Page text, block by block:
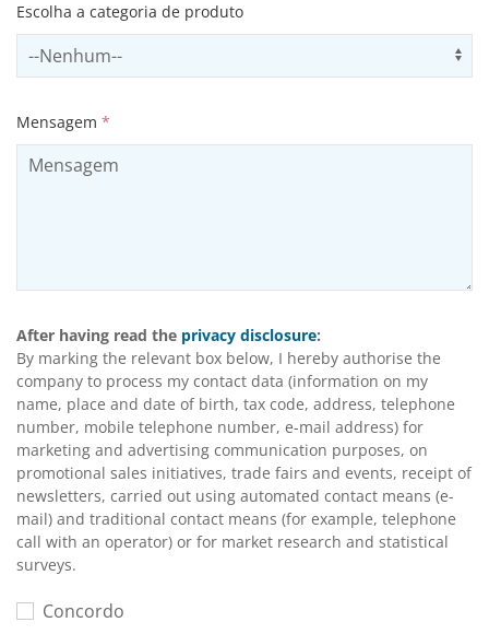
Escolha a categoria de produto
Select productCategory
Mensagem *
After having read the privacy disclosure:
By marking the relevant box below, I hereby authorise the
company to process my contact data (information on my
name, place and date of birth, tax code, address, telephone
number, mobile telephone number, e-mail address) for
marketing and advertising communication purposes, on
promotional sales initiatives, trade fairs and events, receipt of
newsletters, carried out using automated contact means (e-
mail) and traditional contact means (for example, telephone
call with an operator) or for market research and statistical
surveys.
Concordo